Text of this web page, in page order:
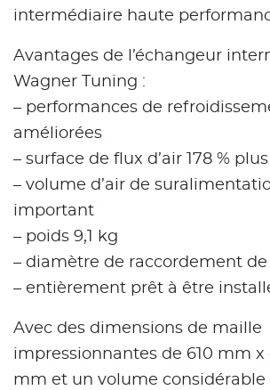
intermédiaire haute
Avantages de l’échangeur
Wagner Tuning :
– performances de
améliorées
– surface de flux d’air 178 %
– volume d’air de
important
– poids 9,1 kg
– diamètre de raccordement
– entièrement prêt à être
Avec des dimensions de maille
impressionnantes de 610 mm
mm et un volume considérable